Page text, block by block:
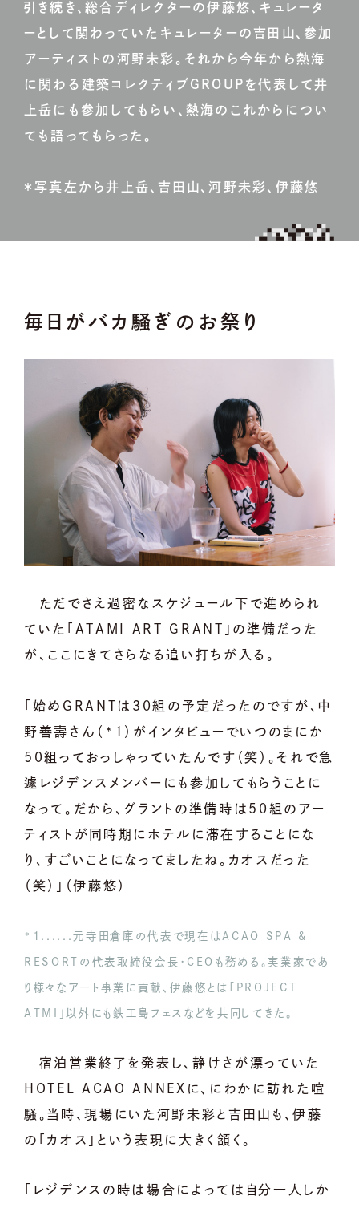
引き続き、総合ディレクターの伊藤悠、キュレータ
ーとして関わっていたキュレーターの吉田山、参加
アーティストの河野未彩。それから今年から熱海
に関わる建築コレクティブGROUPを代表して井
上岳にも参加してもらい、熱海のこれからについ
ても語ってもらった。
＊写真左から井上岳、吉田山、河野未彩、伊藤悠
毎日がバカ騒ぎのお祭り
ただでさえ過密なスケジュール下で進められ
ていた「ATAMI ART GRANT」の準備だった
が、ここにきてさらなる追い打ちが入る。
「始めGRANTは30組の予定だったのですが、中
野善壽さん（*1）がインタビューでいつのまにか
50組っておっしゃっていたんです（笑）。それで急
遽レジデンスメンバーにも参加してもらうことに
なって。だから、グラントの準備時は50組のアー
ティストが同時期にホテルに滞在することにな
り、すごいことになってましたね。カオスだった
（笑）」（伊藤悠）
*1......元寺田倉庫の代表で現在はACAO SPA &
RESORTの代表取締役会長・CEOも務める。実業家であ
り様々なアート事業に貢献、伊藤悠とは「PROJECT
ATMI」以外にも鉄工島フェスなどを共同してきた。
宿泊営業終了を発表し、静けさが漂っていた
HOTEL ACAO ANNEXに、にわかに訪れた喧
騒。当時、現場にいた河野未彩と吉田山も、伊藤
の「カオス」という表現に大きく頷く。
「レジデンスの時は場合によっては自分一人しか